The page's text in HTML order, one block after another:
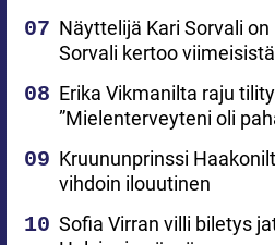
Näyttelijä Kari Sorvali
Sorvali kertoo
Erika Vikmanilta raju
”Mielenterveyteni oli
Kruununprinssi
vihdoin ilouutinen
Sofia Virran villi biletys